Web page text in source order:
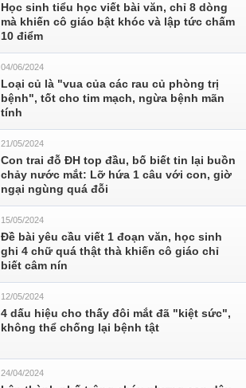
Học sinh tiểu học viết bài văn, chỉ 8 dòng
mà khiến cô giáo bật khóc và lập tức chấm
10 điểm
04/06/2024
Loại củ là "vua của các rau củ phòng trị
bệnh", tốt cho tim mạch, ngừa bệnh mãn
tính
21/05/2024
Con trai đỗ ĐH top đầu, bố biết tin lại buồn
chảy nước mắt: Lỡ hứa 1 câu với con, giờ
ngại ngùng quá đỗi
15/05/2024
Đề bài yêu cầu viết 1 đoạn văn, học sinh
ghi 4 chữ quá thật thà khiến cô giáo chỉ
biết câm nín
12/05/2024
4 dấu hiệu cho thấy đôi mắt đã "kiệt sức",
không thể chống lại bệnh tật
24/04/2024